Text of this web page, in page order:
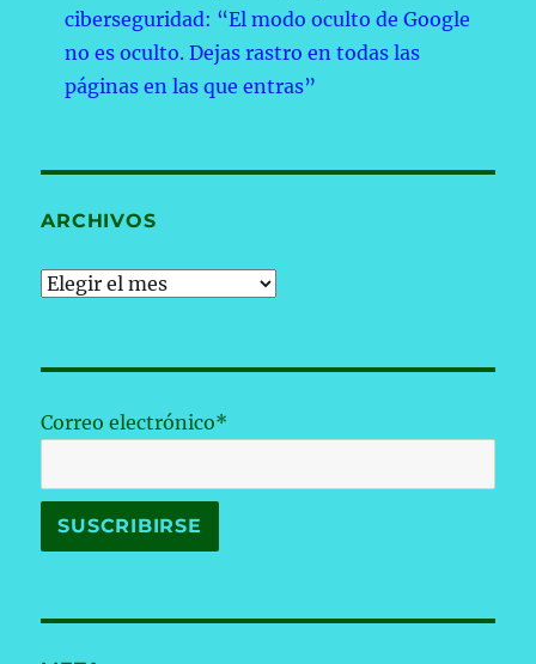
ciberseguridad: “El modo oculto de Google
no es oculto. Dejas rastro en todas las
páginas en las que entras”
ARCHIVOS
Archivos
Correo electrónico*